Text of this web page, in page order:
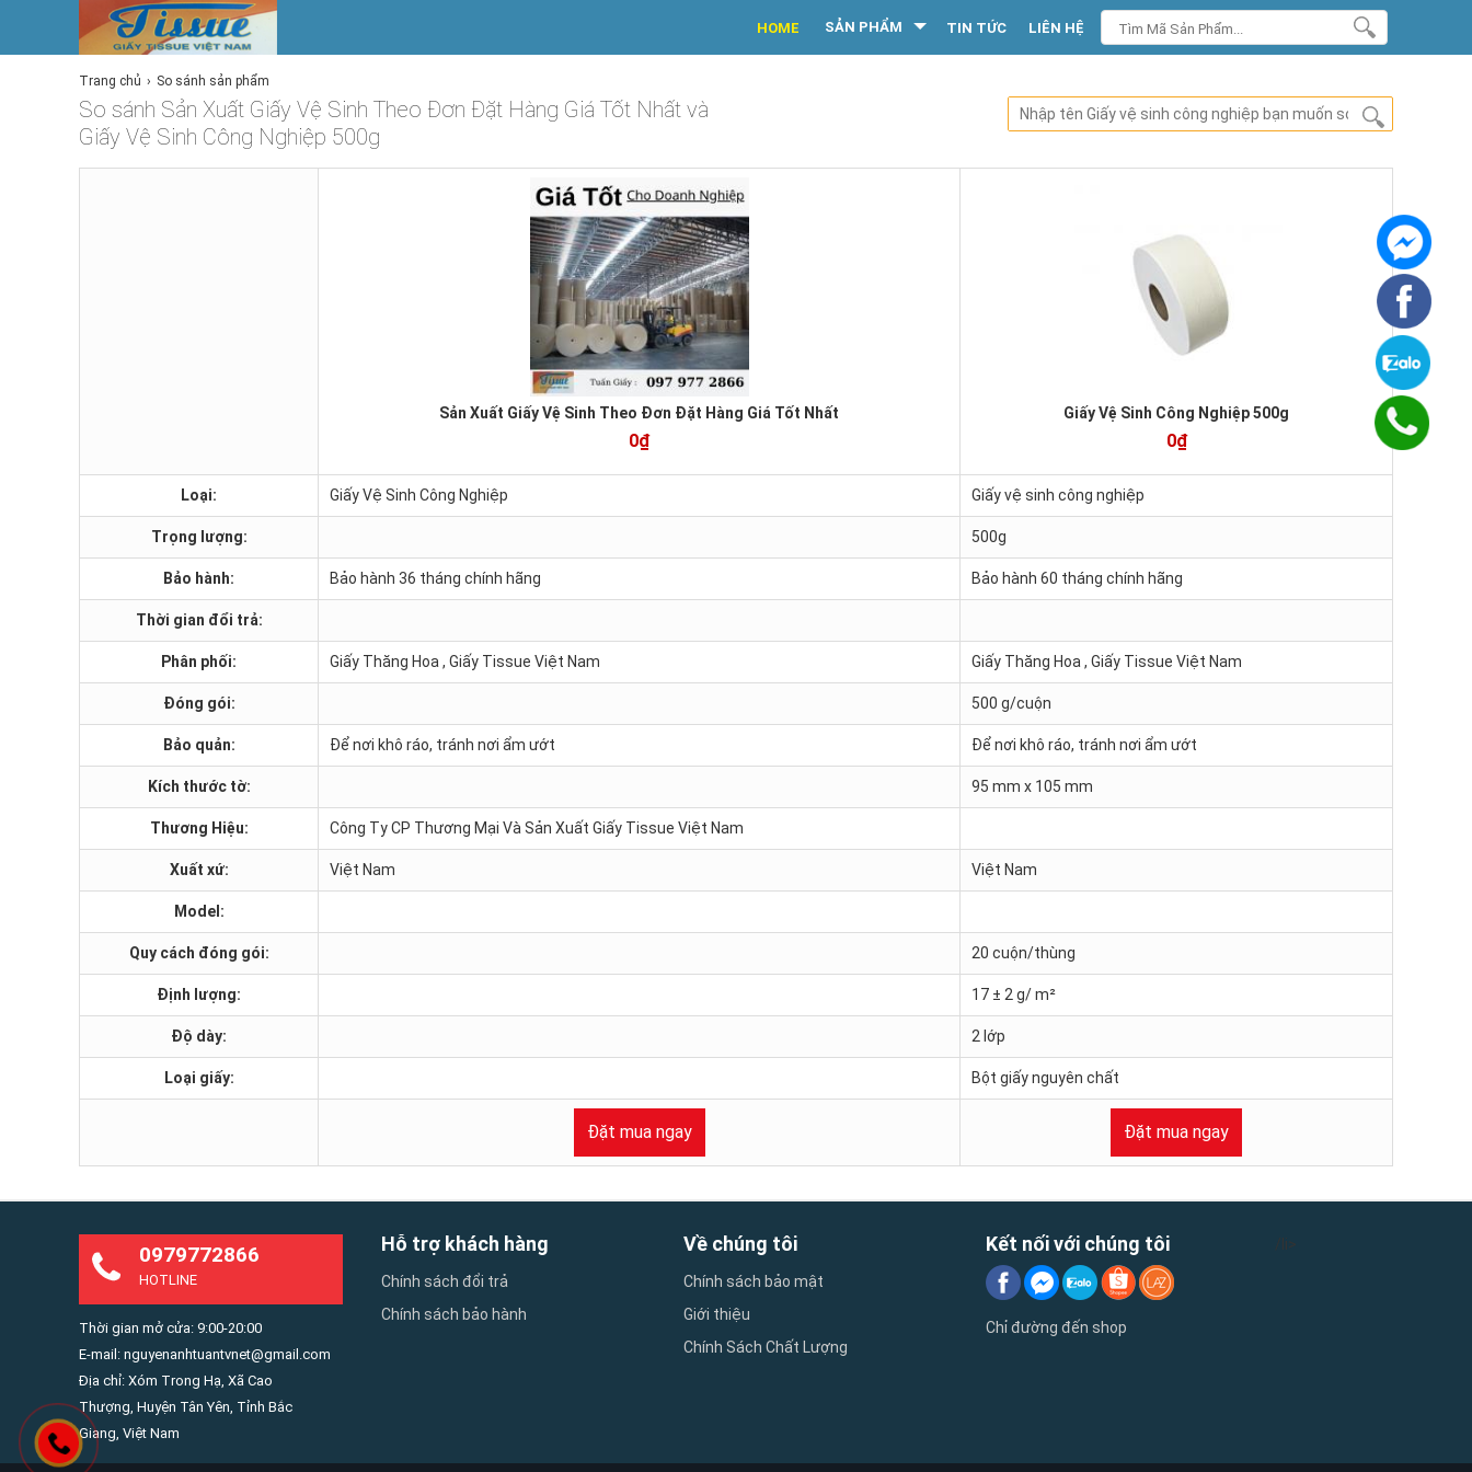
HOME SẢN PHẨM TIN TỨC LIÊN HỆ
Trang chủ So sánh sản phẩm
So sánh Sản Xuất Giấy Vệ Sinh Theo Đơn Đặt Hàng Giá Tốt Nhất và
Giấy Vệ Sinh Công Nghiệp 500g
Sản Xuất Giấy Vệ Sinh Theo Đơn Đặt Hàng Giá Tốt Nhất
0₫
Giấy Vệ Sinh Công Nghiệp 500g
0₫
Loại: Giấy Vệ Sinh Công Nghiệp Giấy vệ sinh công nghiệp
Trọng lượng: 500g
Bảo hành: Bảo hành 36 tháng chính hãng Bảo hành 60 tháng chính hãng
Thời gian đổi trả:
Phân phối: Giấy Thăng Hoa , Giấy Tissue Việt Nam Giấy Thăng Hoa , Giấy Tissue Việt Nam
Đóng gói: 500 g/cuộn
Bảo quản: Để nơi khô ráo, tránh nơi ẩm ướt Để nơi khô ráo, tránh nơi ẩm ướt
Kích thước tờ: 95 mm x 105 mm
Thương Hiệu: Công Ty CP Thương Mại Và Sản Xuất Giấy Tissue Việt Nam
Xuất xứ: Việt Nam Việt Nam
Model:
Quy cách đóng gói: 20 cuộn/thùng
Định lượng: 17 ± 2 g/ m²
Độ dày: 2 lớp
Loại giấy: Bột giấy nguyên chất
Đặt mua ngay Đặt mua ngay
0979772866
HOTLINE
Thời gian mở cửa: 9:00-20:00
E-mail: nguyenanhtuantvnet@gmail.com
Địa chỉ: Xóm Trong Hạ, Xã Cao
Thượng, Huyện Tân Yên, Tỉnh Bắc
Giang, Việt Nam
Hỗ trợ khách hàng
Chính sách đổi trả
Chính sách bảo hành
Về chúng tôi
Chính sách bảo mật
Giới thiệu
Chính Sách Chất Lượng
/li>
Kết nối với chúng tôi
Chỉ đường đến shop